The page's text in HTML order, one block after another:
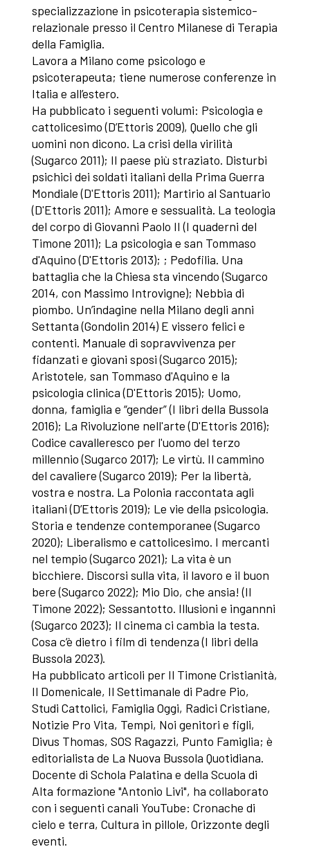
specializzazione in psicoterapia sistemico-
relazionale presso il Centro Milanese di Terapia
della Famiglia.
Lavora a Milano come psicologo e
psicoterapeuta; tiene numerose conferenze in
Italia e all’estero.
Ha pubblicato i seguenti volumi: Psicologia e
cattolicesimo (D’Ettoris 2009), Quello che gli
uomini non dicono. La crisi della virilità
(Sugarco 2011); Il paese più straziato. Disturbi
psichici dei soldati italiani della Prima Guerra
Mondiale (D'Ettoris 2011); Martirio al Santuario
(D'Ettoris 2011); Amore e sessualità. La teologia
del corpo di Giovanni Paolo II (I quaderni del
Timone 2011); La psicologia e san Tommaso
d'Aquino (D'Ettoris 2013); ; Pedofilia. Una
battaglia che la Chiesa sta vincendo (Sugarco
2014, con Massimo Introvigne); Nebbia di
piombo. Un’indagine nella Milano degli anni
Settanta (Gondolin 2014) E vissero felici e
contenti. Manuale di sopravvivenza per
fidanzati e giovani sposi (Sugarco 2015);
Aristotele, san Tommaso d'Aquino e la
psicologia clinica (D'Ettoris 2015); Uomo,
donna, famiglia e “gender” (I libri della Bussola
2016); La Rivoluzione nell'arte (D'Ettoris 2016);
Codice cavalleresco per l'uomo del terzo
millennio (Sugarco 2017); Le virtù. Il cammino
del cavaliere (Sugarco 2019); Per la libertà,
vostra e nostra. La Polonia raccontata agli
italiani (D’Ettoris 2019); Le vie della psicologia.
Storia e tendenze contemporanee (Sugarco
2020); Liberalismo e cattolicesimo. I mercanti
nel tempio (Sugarco 2021); La vita è un
bicchiere. Discorsi sulla vita, il lavoro e il buon
bere (Sugarco 2022); Mio Dio, che ansia! (Il
Timone 2022); Sessantotto. Illusioni e ingannni
(Sugarco 2023); Il cinema ci cambia la testa.
Cosa c’è dietro i film di tendenza (I libri della
Bussola 2023).
Ha pubblicato articoli per Il Timone Cristianità,
Il Domenicale, Il Settimanale di Padre Pio,
Studi Cattolici, Famiglia Oggi, Radici Cristiane,
Notizie Pro Vita, Tempi, Noi genitori e figli,
Divus Thomas, SOS Ragazzi, Punto Famiglia; è
editorialista de La Nuova Bussola Quotidiana.
Docente di Schola Palatina e della Scuola di
Alta formazione "Antonio Livi", ha collaborato
con i seguenti canali YouTube: Cronache di
cielo e terra, Cultura in pillole, Orizzonte degli
eventi.